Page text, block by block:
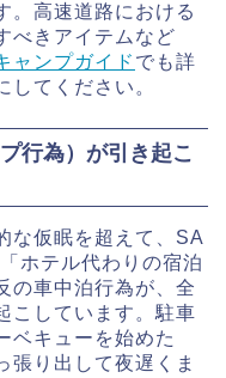
。高速道路における
べきアイテムなど
ャンプガイド でも詳
してください。
行為）が引き起こ
な仮眠を超えて、SA
ホテル代わりの宿泊
の車中泊行為が、全
こしています。駐車
ベキューを始めた
張り出して夜遅くま